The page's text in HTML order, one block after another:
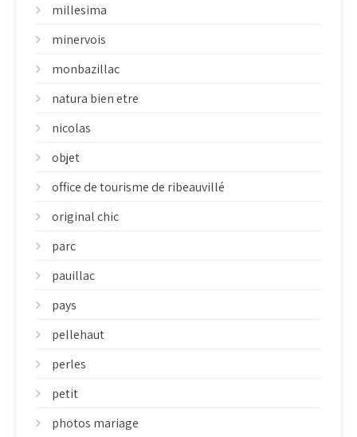
millesima
minervois
monbazillac
natura bien etre
nicolas
objet
office de tourisme de ribeauvillé
original chic
parc
pauillac
pays
pellehaut
perles
petit
photos mariage